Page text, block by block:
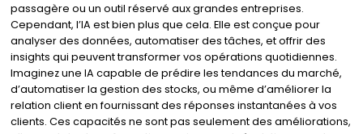
passagère ou un outil réservé aux grandes entreprises.
Cependant, l’IA est bien plus que cela. Elle est conçue pour
analyser des données, automatiser des tâches, et offrir des
insights qui peuvent transformer vos opérations quotidiennes.
Imaginez une IA capable de prédire les tendances du marché,
d’automatiser la gestion des stocks, ou même d’améliorer la
relation client en fournissant des réponses instantanées à vos
clients. Ces capacités ne sont pas seulement des améliorations,